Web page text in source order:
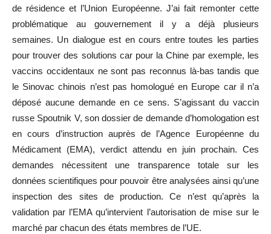
de résidence et l’Union Européenne. J’ai fait remonter cette
problématique au gouvernement il y a déjà plusieurs
semaines. Un dialogue est en cours entre toutes les parties
pour trouver des solutions car pour la Chine par exemple, les
vaccins occidentaux ne sont pas reconnus là-bas tandis que
le Sinovac chinois n’est pas homologué en Europe car il n’a
déposé aucune demande en ce sens. S’agissant du vaccin
russe Spoutnik V, son dossier de demande d’homologation est
en cours d’instruction auprès de l’Agence Européenne du
Médicament (EMA), verdict attendu en juin prochain. Ces
demandes nécessitent une transparence totale sur les
données scientifiques pour pouvoir être analysées ainsi qu’une
inspection des sites de production. Ce n’est qu’après la
validation par l’EMA qu’intervient l’autorisation de mise sur le
marché par chacun des états membres de l’UE.